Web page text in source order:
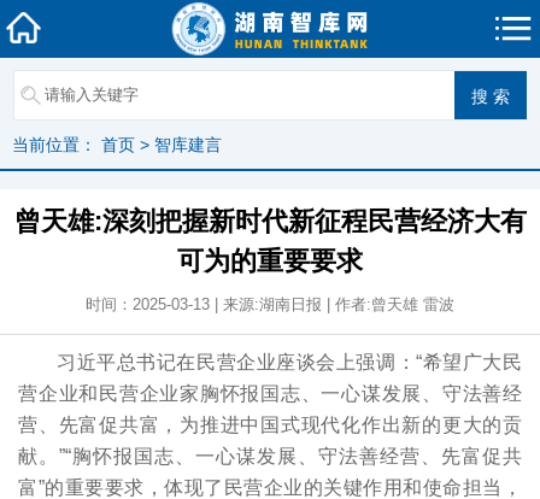
当前位置： 首页 > 智库建言
曾天雄:深刻把握新时代新征程民营经济大有
可为的重要要求
时间：2025-03-13 | 来源:湖南日报 | 作者:曾天雄 雷波
习近平总书记在民营企业座谈会上强调：“希望广大民
营企业和民营企业家胸怀报国志、一心谋发展、守法善经
营、先富促共富，为推进中国式现代化作出新的更大的贡
献。”“胸怀报国志、一心谋发展、守法善经营、先富促共
富”的重要要求，体现了民营企业的关键作用和使命担当，